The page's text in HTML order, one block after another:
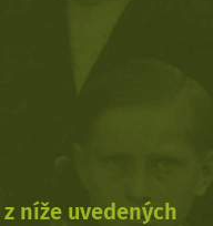
níže uvedených